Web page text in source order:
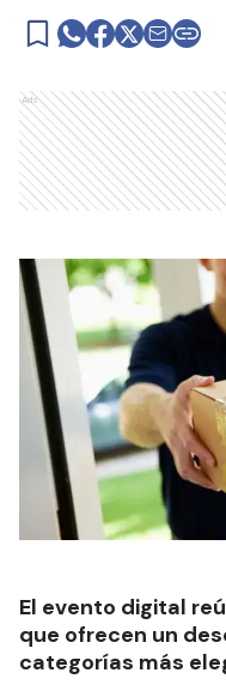
Ads
El evento digital
que ofrecen un
categorías más